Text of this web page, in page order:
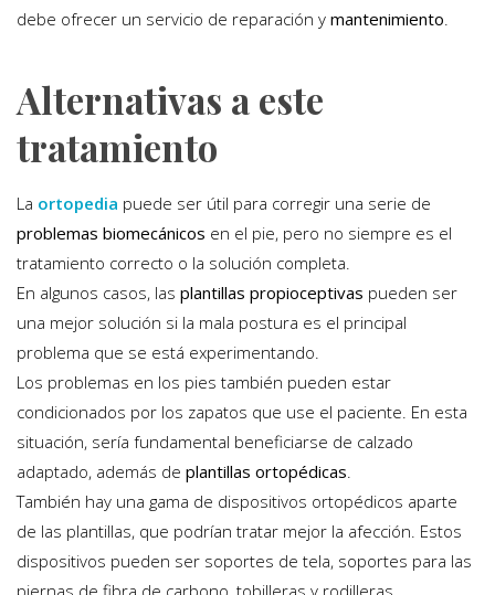
debe ofrecer un servicio de reparación y mantenimiento.
Alternativas a este
tratamiento
La ortopedia puede ser útil para corregir una serie de
problemas biomecánicos en el pie, pero no siempre es el
tratamiento correcto o la solución completa.
En algunos casos, las plantillas propioceptivas pueden ser
una mejor solución si la mala postura es el principal
problema que se está experimentando.
Los problemas en los pies también pueden estar
condicionados por los zapatos que use el paciente. En esta
situación, sería fundamental beneficiarse de calzado
adaptado, además de plantillas ortopédicas
También hay una gama de dispositivos ortopédicos aparte
de las plantillas, que podrían tratar mejor la afección. Estos
dispositivos pueden ser soportes de tela, soportes para las
piernas de fibra de carbono, tobilleras y rodilleras.